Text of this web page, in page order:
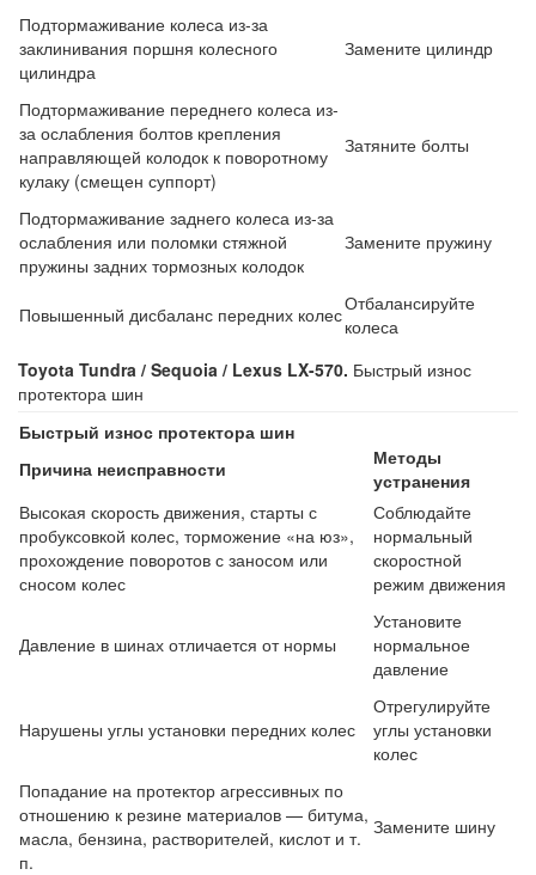
Подтормаживание колеса из-за
заклинивания поршня колесного
цилиндра
Замените цилиндр
Подтормаживание переднего колеса из-
за ослабления болтов крепления
направляющей колодок к поворотному
кулаку (смещен суппорт)
Затяните болты
Подтормаживание заднего колеса из-за
ослабления или поломки стяжной
пружины задних тормозных колодок
Замените пружину
Повышенный дисбаланс передних колесОтбалансируйте
колеса
Toyota Tundra / Sequoia / Lexus LX-570. Быстрый износ
протектора шин
Быстрый износ протектора шин
Причина неисправности
Методы
устранения
Высокая скорость движения, старты с
пробуксовкой колес, торможение «на юз»,
прохождение поворотов с заносом или
сносом колес
Соблюдайте
нормальный
скоростной
режим движения
Давление в шинах отличается от нормы
Установите
нормальное
давление
Нарушены углы установки передних колес
Отрегулируйте
углы установки
колес
Попадание на протектор агрессивных по
отношению к резине материалов — битума,
масла, бензина, растворителей, кислот и т.
п.
Замените шину